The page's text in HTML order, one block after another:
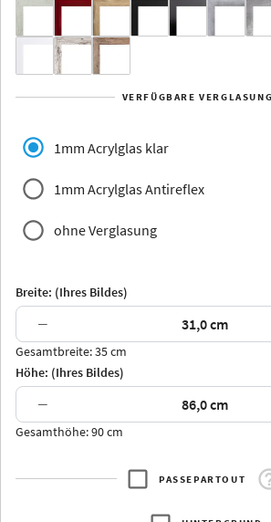
Yukon
Jersey Dauphine
Arran Luzern
Thurgau
VERFÜGBARE
1mm Acrylglas klar
1mm Acrylglas Antireflex
ohne Verglasung
Breite: (Ihres Bildes)
−
Gesamtbreite: 35 cm
Höhe: (Ihres Bildes)
−
Gesamthöhe: 90 cm
PASSEPARTOUT